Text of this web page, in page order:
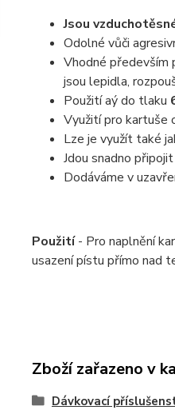
Jsou
Odolné vůči
Vhodné především
jsou lepidla,
Použití aý do tlaku
Využití pro kartuše
Lze je využít také
Jdou snadno
Dodáváme v
Použití- Pro naplnění
usazení pístu přímo nad
Zboží zařazeno v
Dávkovací